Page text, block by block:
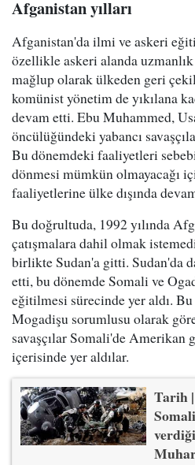
Afganistan yılları
Afganistan'da ilmi ve askeri
özellikle askeri alanda
mağlup olarak ülkeden geri
komünist yönetim de yıkılana
devam etti. Ebu Muhammed,
öncülüğündeki yabancı
Bu dönemdeki faaliyetleri
dönmesi mümkün olmayacağı
faaliyetlerine ülke dışında
Bu doğrultuda, 1992 yılında
çatışmalara dahil olmak
birlikte Sudan'a gitti. Sudan'da
etti, bu dönemde Somali ve
eğitilmesi sürecinde yer aldı.
Mogadişu sorumlusu olarak
savaşçılar Somali'de Amerikan
içerisinde yer aldılar.
Tarih